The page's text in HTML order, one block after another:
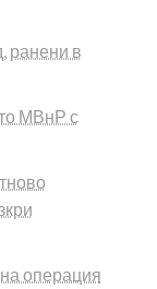
ранени в
МВнР с
операция